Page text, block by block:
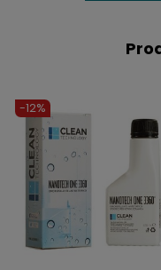
-12%